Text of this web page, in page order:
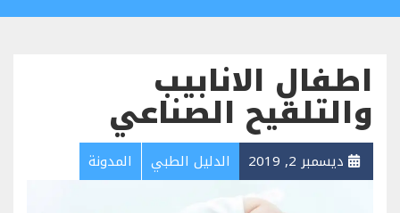
اطفال الانابيب
والتلقيح الصناعي
ديسمبر 2, 2019 الدليل الطبي المدونة